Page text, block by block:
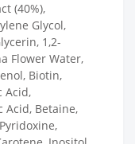
(40%),
Glycol,
1,2-
Flower Water,
Biotin,
Acid,
Acid, Betaine,